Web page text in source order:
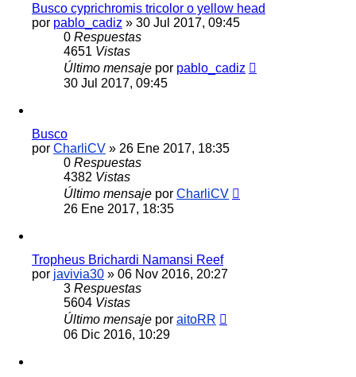
Busco cyprichromis tricolor o yellow head
por pablo_cadiz » 30 Jul 2017, 09:45
0 Respuestas
4651 Vistas
Último mensaje por pablo_cadiz
30 Jul 2017, 09:45
Busco
por CharliCV » 26 Ene 2017, 18:35
0 Respuestas
4382 Vistas
Último mensaje por CharliCV
26 Ene 2017, 18:35
Tropheus Brichardi Namansi Reef
por javivia30 » 06 Nov 2016, 20:27
3 Respuestas
5604 Vistas
Último mensaje por aitoRR
06 Dic 2016, 10:29